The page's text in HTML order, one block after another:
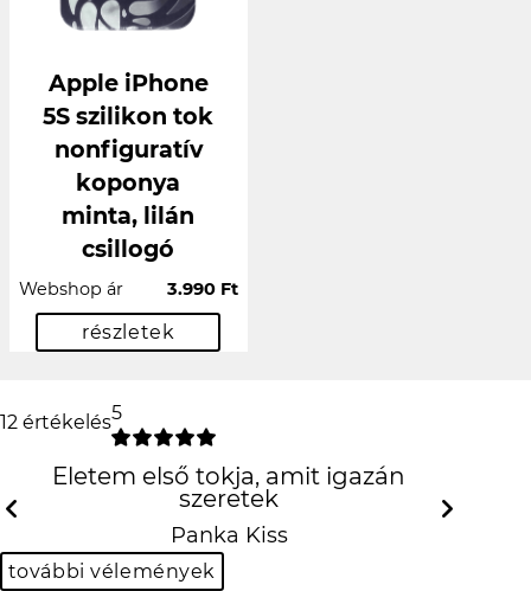
Apple iPhone
5S szilikon tok
nonfiguratív
koponya
minta, lilán
csillogó
Webshop ár 3.990 Ft
részletek
12 értékelés5
Életem első tokja, amit igazán szeretek
Panka Kiss
Previous
további vélemények